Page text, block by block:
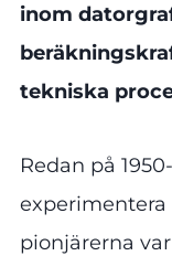
inom
tekniska
Redan på
experimentera
pionjärerna